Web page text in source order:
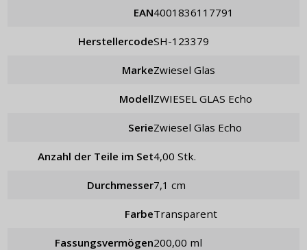
EAN 4001836117791
Herstellercode SH-123379
Marke Zwiesel Glas
Modell ZWIESEL GLAS Echo
Serie Zwiesel Glas Echo
Anzahl der Teile im Set 4,00 Stk.
Durchmesser 7,1 cm
Farbe Transparent
Fassungsvermögen 200,00 ml